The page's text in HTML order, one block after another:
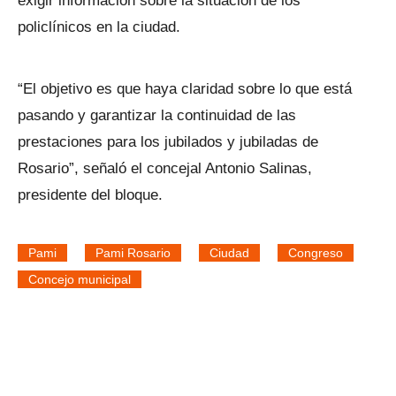
policlínicos en la ciudad.
“El objetivo es que haya claridad sobre lo que está
pasando y garantizar la continuidad de las
prestaciones para los jubilados y jubiladas de
Rosario”, señaló el concejal Antonio Salinas,
presidente del bloque.
Pami Pami Rosario Ciudad
Congreso
Concejo municipal